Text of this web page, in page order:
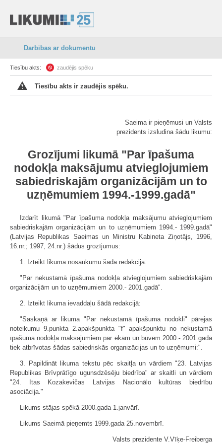
Darbības ar dokumentu
Tiesību akts: zaudējis spēku
Tiesību akts ir zaudējis spēku.
Saeima ir pieņēmusi un Valsts
prezidents izsludina šādu likumu:
Grozījumi likumā "Par īpašuma
nodokļa maksājumu atvieglojumiem
sabiedriskajām organizācijām un to
uzņēmumiem 1994.-1999.gadā"
Izdarīt likumā "Par īpašuma nodokļa maksājumu atvieglojumiem
sabiedriskajām organizācijām un to uzņēmumiem 1994.- 1999.gadā"
(Latvijas Republikas Saeimas un Ministru Kabineta Ziņotājs, 1996,
16.nr.; 1997, 24.nr.) šādus grozījumus:
1. Izteikt likuma nosaukumu šādā redakcijā:
"Par nekustamā īpašuma nodokļa atvieglojumiem sabiedriskajām
organizācijām un to uzņēmumiem 2000.- 2001.gadā".
2. Izteikt likuma ievaddaļu šādā redakcijā:
"Saskaņā ar likuma "Par nekustamā īpašuma nodokli" pārejas
noteikumu 9.punkta 2.apakšpunkta "f" apakšpunktu no nekustamā
īpašuma nodokļa maksājumiem par ēkām un būvēm 2000.- 2001.gadā
tiek atbrīvotas šādas sabiedriskās organizācijas un to uzņēmumi:".
3. Papildināt likuma tekstu pēc skaitļa un vārdiem "23. Latvijas
Republikas Brīvprātīgo ugunsdzēsēju biedrība" ar skaitli un vārdiem
"24. Itas Kozakevičas Latvijas Nacionālo kultūras biedrību
asociācija."
Likums stājas spēkā 2000.gada 1.janvārī.
Likums Saeimā pieņemts 1999.gada 25.novembrī.
Valsts prezidente V.Vīķe-Freiberga